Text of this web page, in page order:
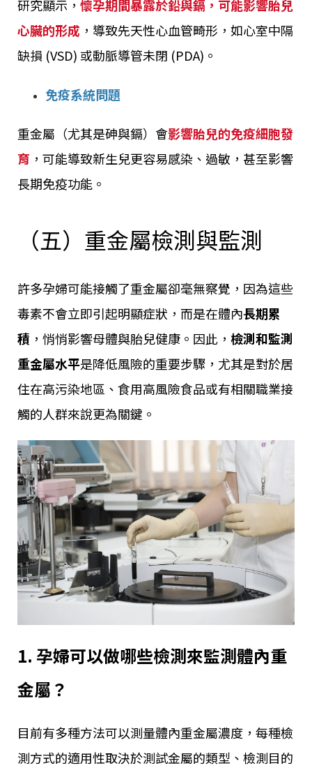
研究顯示， 懷孕期間暴露於鉛與鎘，可能影響胎兒
心臟的形成 ，導致先天性心血管畸形，如心室中隔
缺損 (VSD) 或動脈導管未閉 (PDA)。
免疫系統問題
重金屬（尤其是砷與鎘）會影響胎兒的免疫細胞發
育 ，可能導致新生兒更容易感染、過敏，甚至影響
長期免疫功能。
（五）重金屬檢測與監測
許多孕婦可能接觸了重金屬卻毫無察覺，因為這些
毒素不會立即引起明顯症狀，而是在體內長期累
積 ，悄悄影響母體與胎兒健康。因此， 檢測和監測
重金屬水平是降低風險的重要步驟，尤其是對於居
住在高污染地區、食用高風險食品或有相關職業接
觸的人群來說更為關鍵。
1. 孕婦可以做哪些檢測來監測體內重
金屬？
目前有多種方法可以測量體內重金屬濃度，每種檢
測方式的適用性取決於測試金屬的類型、檢測目的